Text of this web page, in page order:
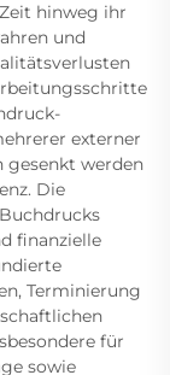
hinweg ihr
und
externer
gesenkt werden
Die
finanzielle
Terminierung
für
sowie